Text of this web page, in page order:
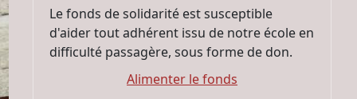
Le fonds de solidarité est susceptible
d'aider tout adhérent issu de notre école en
difficulté passagère, sous forme de don.
Alimenter le fonds